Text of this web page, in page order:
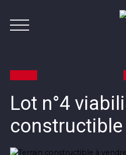
Annonces Vendre
Lot n°4
constructible